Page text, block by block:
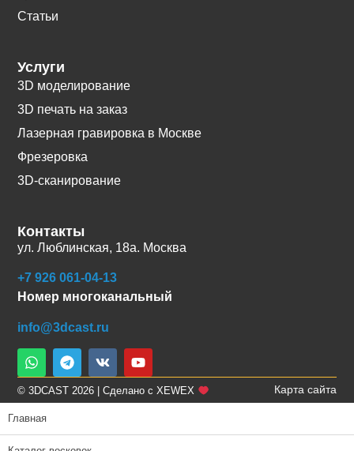
Статьи
Услуги
3D моделирование
3D печать на заказ
Лазерная гравировка в Москве
Фрезеровка
3D-сканирование
Контакты
ул. Люблинская, 18а. Москва
+7 926 061-04-13
Номер многоканальный
info@3dcast.ru
© 3DCAST 2026 | Сделано с XEWEX Карта сайта
Главная